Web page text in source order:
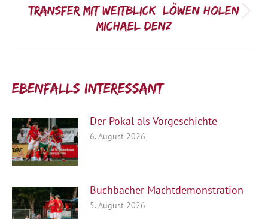
Nächster
Beitrag:
Transfer mit Weitblick: Löwen holen
Michael Denz
Ebenfalls interessant:
Der Pokal als Vorgeschichte
6. August 2026
Buchbacher Machtdemonstration
5. August 2026